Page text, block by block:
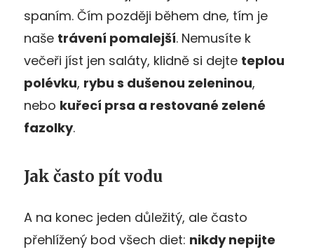
spaním. Čím později během dne, tím je
naše trávení pomalejší. Nemusíte k
večeři jíst jen saláty, klidně si dejte teplou
polévku, rybu s dušenou zeleninou,
nebo kuřecí prsa a restované zelené
fazolky.
Jak často pít vodu
A na konec jeden důležitý, ale často
přehlížený bod všech diet: nikdy nepijte